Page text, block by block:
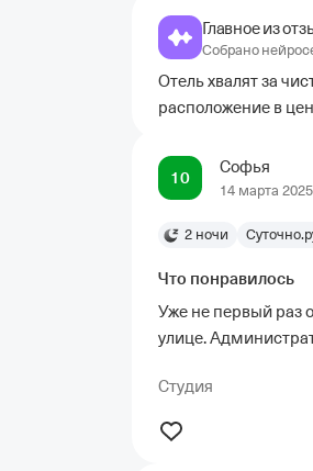
Главное из
Собрано
Отель хвалят за
расположение в
10
Софья
14 марта 2025
2 ночи
Что понравилось
Уже не первый раз
улице.
Студия